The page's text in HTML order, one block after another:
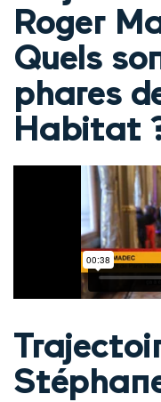
Roger
Quels
phares
Habitat